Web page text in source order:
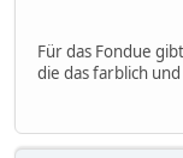
Für das Fondue
die das farblich